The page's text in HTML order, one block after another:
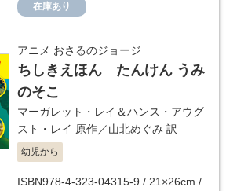
在庫あり
アニメ おさるのジョージ
ちしきえほん たんけん うみ
のそこ
マーガレット・レイ＆ハンス・アウグ
スト・レイ 原作／山北めぐみ 訳
幼児から
ISBN978-4-323-04315-9 / 21×26cm /